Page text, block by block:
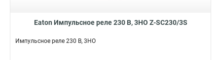
Eaton Импульсное реле 230 В, 3НО Z-SC230/3S
Импульсное реле 230 В, 3НО